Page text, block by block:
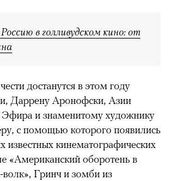
в голливудском кино: от
достанутся в этом году
Даррену Аронофски, Азии
и знаменитому художнику
с помощью которого появились
известных кинематографических
«Американский оборотень в
Гринч и зомби из